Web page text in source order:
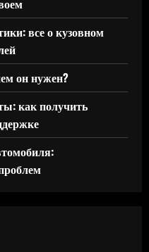
все о кузовном
он нужен?
как получить